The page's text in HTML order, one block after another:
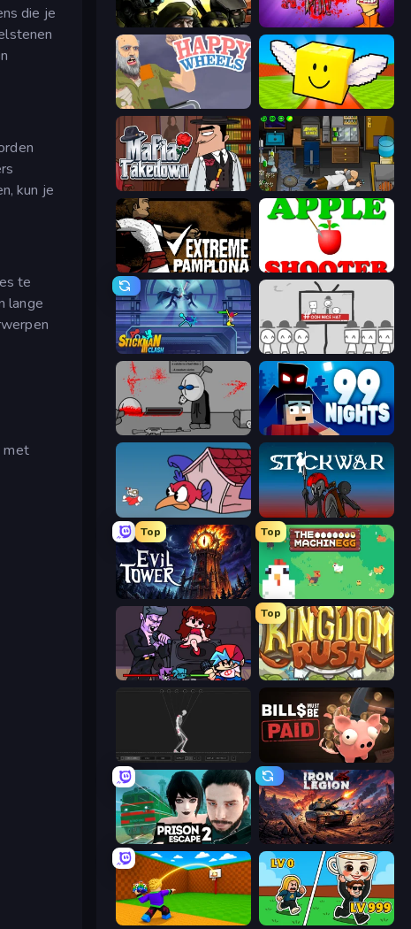
die je
kun je
te
lange
met
Strike Force Heroes 2 Load Up and Kill
Happy Wheels Lucky Brainrot Blocks Online
Mafia Takedown Foreign Creature
Extreme Pamplona Apple Shooter
Stickman Clash We Become What We Behold
Madness Deathwish 99 Nights (Bloxd.io)
Cuphead Stick War
Top
Evil Tower
Top
The MachinEGG
Friday Night Funkin'
Top
Kingdom Rush
Skeleton Simulator Bills Must Be Paid
Prison Escape 2 Iron Legion
Throw a Lucky Block Brainrot Arena Online